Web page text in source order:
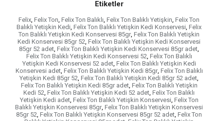
Etiketler
Felix Felix Ton Felix Ton Balıklı Felix Ton Balıklı Yetişkin Felix Ton
Balıklı Yetişkin Kedi Felix Ton Balıklı Yetişkin Kedi Konservesi Felix
Ton Balıklı Yetişkin Kedi Konservesi 85gr Felix Ton Balıklı Yetişkin
Kedi Konservesi 85gr 52 Felix Ton Balıklı Yetişkin Kedi Konservesi
85gr 52 adet Felix Ton Balıklı Yetişkin Kedi Konservesi 85gr adet
Felix Ton Balıklı Yetişkin Kedi Konservesi 52 Felix Ton Balıklı
Yetişkin Kedi Konservesi 52 adet, Felix Ton Balıklı Yetişkin Kedi
Konservesi adet, Felix Ton Balıklı Yetişkin Kedi 85gr, Felix Ton Balıklı
Yetişkin Kedi 85gr 52 Felix Ton Balıklı Yetişkin Kedi 85gr 52 adet
Felix Ton Balıklı Yetişkin Kedi 85gr adet, Felix Ton Balıklı Yetişkin
Kedi 52 Felix Ton Balıklı Yetişkin Kedi 52 adet Felix Ton Balıklı
Yetişkin Kedi adet, Felix Ton Balıklı Yetişkin Konservesi Felix Ton
Balıklı Yetişkin Konservesi 85gr Felix Ton Balıklı Yetişkin Konservesi
85gr 52 Felix Ton Balıklı Yetişkin Konservesi 85gr 52 adet Felix Ton